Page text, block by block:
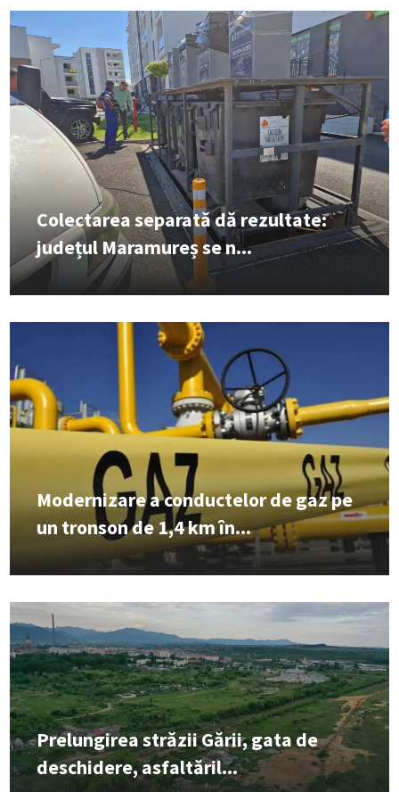
Colectarea separată dă rezultate:
județul Maramureș se n...
Modernizare a conductelor de gaz pe
un tronson de 1,4 km în...
Prelungirea străzii Gării, gata de
deschidere, asfaltăril...